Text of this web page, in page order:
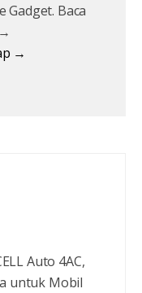
Baca
→
Auto 4AC,
untuk Mobil